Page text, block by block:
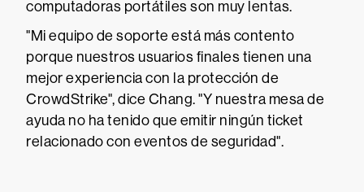
computadoras portátiles son muy lentas.
"Mi equipo de soporte está más contento
porque nuestros usuarios finales tienen una
mejor experiencia con la protección de
CrowdStrike", dice Chang. "Y nuestra mesa de
ayuda no ha tenido que emitir ningún ticket
relacionado con eventos de seguridad".